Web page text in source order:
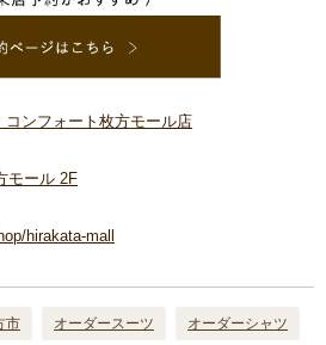
ンフォート枚方モール店
モール 2F
hirakata-mall
市 オーダースーツ
オーダーシャツ